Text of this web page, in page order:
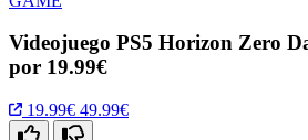
Videojuego PS5 Horizon Zero
por 19.99€
19.99€ 49.99€